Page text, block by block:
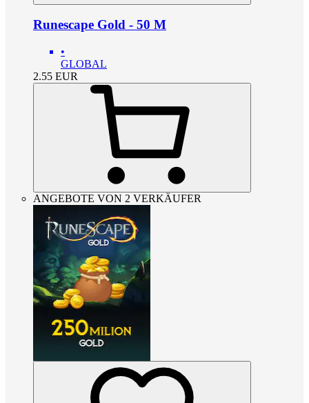
Runescape Gold - 50 M
•
GLOBAL
2.55 EUR
ANGEBOTE VON 2 VERKÄUFER